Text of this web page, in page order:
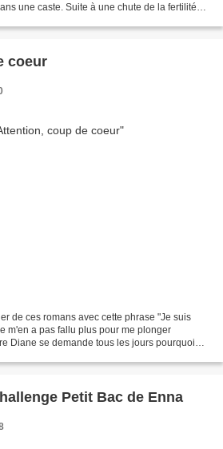
une caste. Suite à une chute de la fertilité
coeur
de ces romans avec cette phrase "Je suis
m'en a pas fallu plus pour me plonger
Diane se demande tous les jours pourquoi
Petit Bac de Enna